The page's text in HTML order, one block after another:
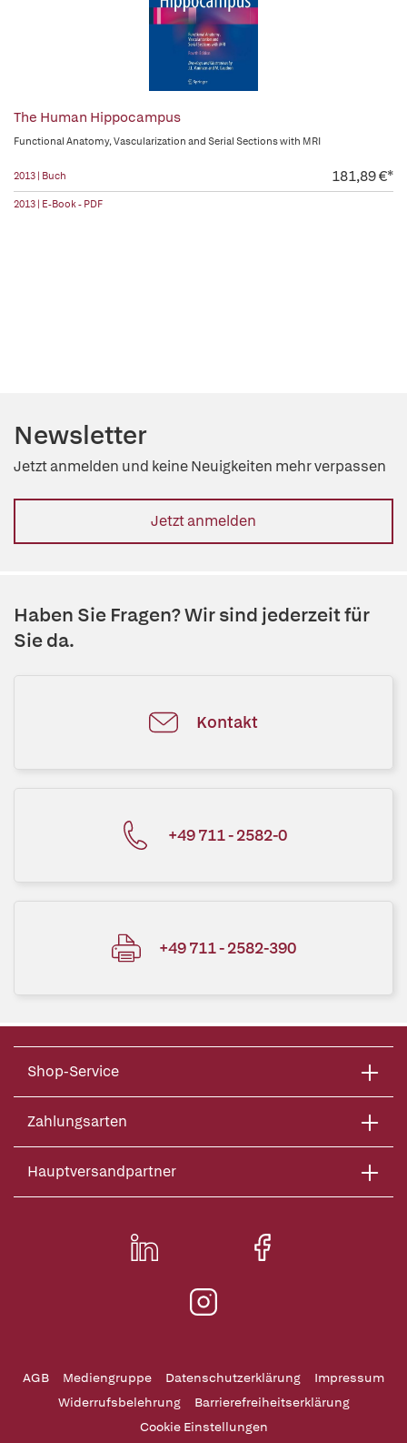
The Human Hippocampus
Functional Anatomy, Vascularization and Serial Sections with MRI
2013 | Buch 181,89 €*
2013 | E-Book - PDF
Newsletter
Jetzt anmelden und keine Neuigkeiten mehr verpassen
Jetzt anmelden
Haben Sie Fragen? Wir sind jederzeit für
Sie da.
Kontakt
+49 711 - 2582-0
+49 711 - 2582-390
Shop-Service
Zahlungsarten
Hauptversandpartner
AGB Mediengruppe Datenschutzerklärung
Impressum
Widerrufsbelehrung
Barrierefreiheitserklärung
Cookie Einstellungen